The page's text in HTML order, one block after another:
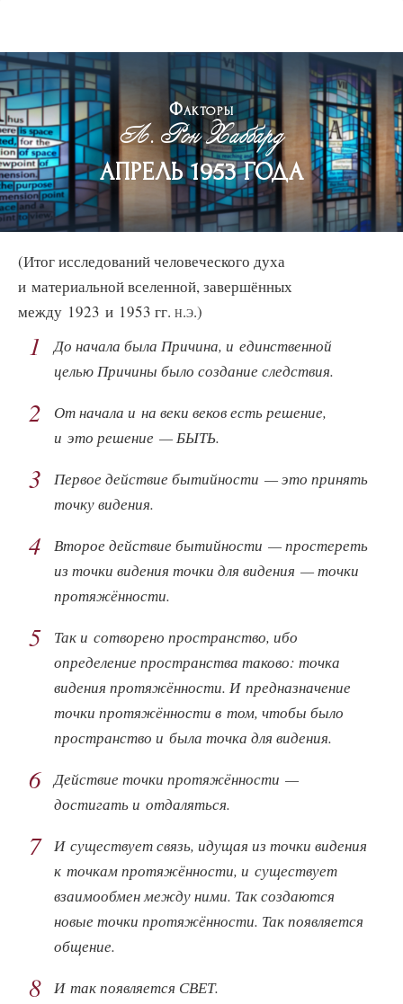
Факторы
Л. Рон Хаббард
АПРЕЛЬ 1953 ГОДА
(Итог исследований человеческого духа
и материальной вселенной, завершённых
между 1923 и 1953 гг. н.э.)
1
До начала была Причина, и единственной
целью Причины было создание следствия.
2
От начала и на веки веков есть решение,
и это решение — БЫТЬ.
3
Первое действие бытийности — это принять
точку видения.
4
Второе действие бытийности — простереть
из точки видения точки для видения — точки
протяжённости.
5
Так и сотворено пространство, ибо
определение пространства таково: точка
видения протяжённости. И предназначение
точки протяжённости в том, чтобы было
пространство и была точка для видения.
6
Действие точки протяжённости —
достигать и отдаляться.
7 И существует связь, идущая из точки видения
к точкам протяжённости, и существует
взаимообмен между ними. Так создаются
новые точки протяжённости. Так появляется
общение.
8 И так появляется СВЕТ.